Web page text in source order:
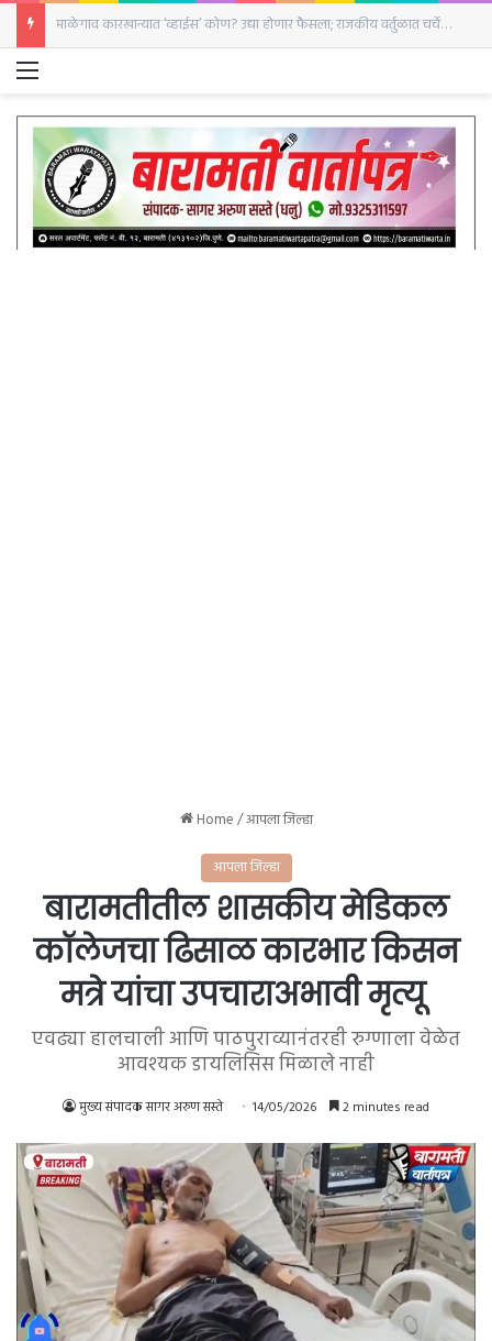
अजित पवारांच्या मृत्यूच्या चौकशीसाठी राष्ट्रवादीने मोर्चा का काढला नाही?; निवास शेळके यांचा सवाल
Menu
Home/आपला जिल्हा
आपला जिल्हा
बारामतीतील शासकीय मेडिकल
कॉलेजचा ढिसाळ कारभार किसन
मत्रे यांचा उपचाराअभावी मृत्यू
एवढ्या हालचाली आणि पाठपुराव्यानंतरही रुग्णाला वेळेत
आवश्यक डायलिसिस मिळाले नाही
मुख्य संपादक सागर अरुण सस्ते 14/05/2026 2 minutes read